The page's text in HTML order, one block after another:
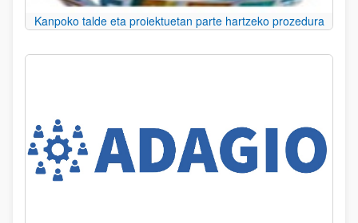
Kanpoko talde eta proiektuetan parte hartzeko prozedura